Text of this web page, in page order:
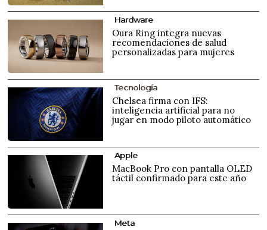
Hardware
Oura Ring integra nuevas
recomendaciones de salud
personalizadas para mujeres
Tecnología
Chelsea firma con IFS:
inteligencia artificial para no
jugar en modo piloto automático
Apple
MacBook Pro con pantalla OLED
táctil confirmado para este año
Meta